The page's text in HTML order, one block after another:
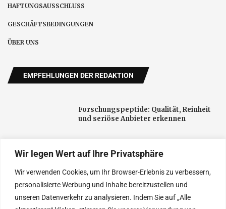
Wir legen Wert auf Ihre Privatsphäre
Wir verwenden Cookies, um Ihr Browser-Erlebnis zu verbessern,
personalisierte Werbung und Inhalte bereitzustellen und
unseren Datenverkehr zu analysieren. Indem Sie auf „Alle
HAFTUNGSAUSSCHLUSS
GESCHÄFTSBEDINGUNGEN
ÜBER UNS
EMPFEHLUNGEN DER REDAKTION
Forschungspeptide: Qualität, Reinheit
und seriöse Anbieter erkennen
Schnelltest-FN verbindet Corona-Tests
mit digitaler Terminplanung
Neue öffentliche Aufmerksamkeit für